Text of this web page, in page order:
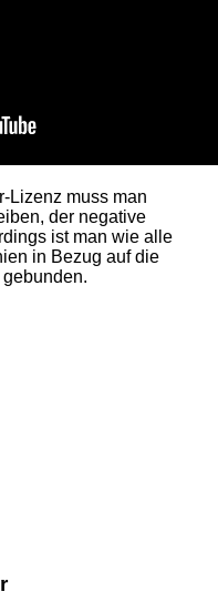
Lizenz muss man
der negative
ist man wie alle
in Bezug auf die